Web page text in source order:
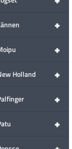
+
+
+
Holland
+
+